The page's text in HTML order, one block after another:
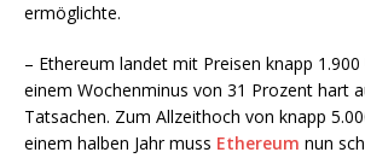
ermöglichte.
– Ethereum landet mit Preisen knapp
einem Wochenminus von 31 Prozent hart
Tatsachen. Zum Allzeithoch von knapp
einem halben Jahr muss Ethereum nun